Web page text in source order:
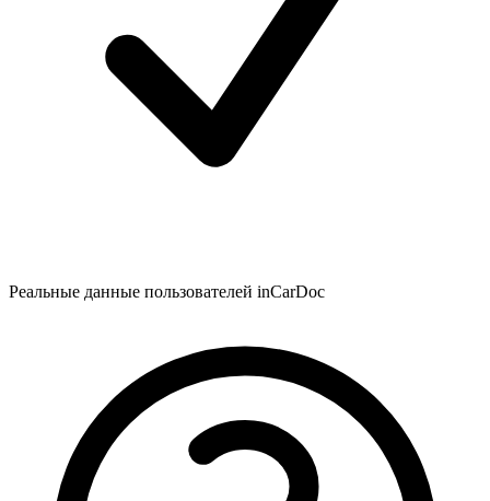
Реальные данные пользователей inCarDoc